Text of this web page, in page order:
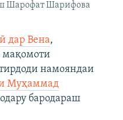
Шарофат Шарифова
дар Вена,
мақомоти
намояндаи
Муҳаммад
бародараш